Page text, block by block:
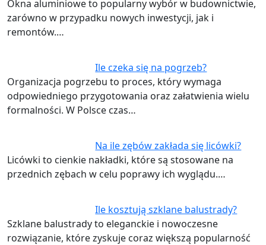
Okna aluminiowe to popularny wybór w budownictwie,
zarówno w przypadku nowych inwestycji, jak i
remontów.…
Ile czeka się na pogrzeb?
Organizacja pogrzebu to proces, który wymaga
odpowiedniego przygotowania oraz załatwienia wielu
formalności. W Polsce czas…
Na ile zębów zakłada się licówki?
Licówki to cienkie nakładki, które są stosowane na
przednich zębach w celu poprawy ich wyglądu.…
Ile kosztują szklane balustrady?
Szklane balustrady to eleganckie i nowoczesne
rozwiązanie, które zyskuje coraz większą popularność